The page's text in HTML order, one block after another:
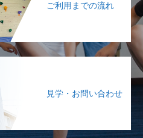
ご利用までの流れ
見学・お問い合わせ